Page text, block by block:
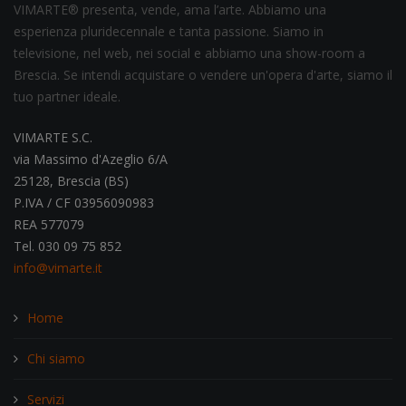
VIMARTE® presenta, vende, ama l’arte. Abbiamo una
esperienza pluridecennale e tanta passione. Siamo in
televisione, nel web, nei social e abbiamo una show-room a
Brescia. Se intendi acquistare o vendere un'opera d'arte, siamo il
tuo partner ideale.
VIMARTE S.C.
via Massimo d'Azeglio 6/A
25128, Brescia (BS)
P.IVA / CF 03956090983
REA 577079
Tel. 030 09 75 852
info@vimarte.it
Home
Chi siamo
Servizi